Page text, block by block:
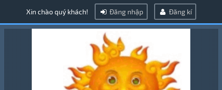
Xin chào quý khách! Đăng nhập Đăng kí